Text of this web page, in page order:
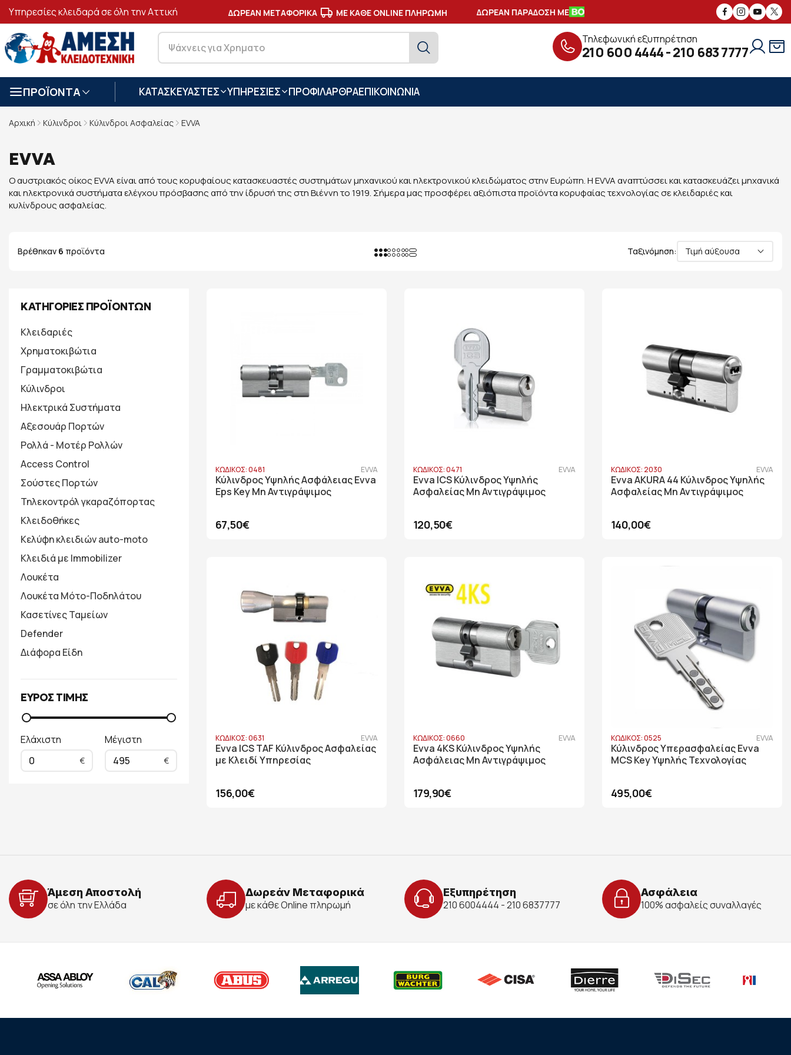
Υπηρεσίες κλειδαρά σε όλη την Αττική
ΑΣΦΑΛΕΙΣ ΣΥΝΑΛΛΑΓΕΣ ΔΩΡΕΑΝ ΜΕΤΑΦΟΡΙΚΑ ΜΕ ΚΑΘΕ ONLINE ΠΛΗΡΩΜΗ ΔΩΡΕΑΝ ΠΑΡΑΔΟΣΗ ΜΕ ΣΥΝΑΛΛΑΓΕΣ
Τηλεφωνική εξυπηρέτηση
210 600 4444-210 683 7777
ΠΡΟΪΟΝΤΑ ΚΑΤΑΣΚΕΥΑΣΤΕΣ ΥΠΗΡΕΣΙΕΣ ΠΡΟΦΙΛΑΡΘΡΑΕΠΙΚΟΙΝΩΝΙΑ
Αρχική Κύλινδροι Κύλινδροι Ασφαλείας EVVA
EVVA
Ο αυστριακός οίκος EVVA είναι από τους κορυφαίους κατασκευαστές συστημάτων μηχανικού και ηλεκτρονικού κλειδώματος στην Ευρώπη. Η EVVA αναπτύσσει και κατασκευάζει μηχανικά
και ηλεκτρονικά συστήματα ελέγχου πρόσβασης από την ίδρυσή της στη Βιέννη το 1919. Σήμερα μας προσφέρει αξιόπιστα προϊόντα κορυφαίας τεχνολογίας σε κλειδαριές και
κυλίνδρους ασφαλείας.
Βρέθηκαν 6 προϊόντα Ταξινόμηση: Τιμή αύξουσα
ΚΑΤΗΓΟΡΙΕΣ ΠΡΟΪΟΝΤΩΝ
Κλειδαριές
Χρηματοκιβώτια
Γραμματοκιβώτια
Κύλινδροι
Ηλεκτρικά Συστήματα
Αξεσουάρ Πορτών
Ρολλά - Μοτέρ Ρολλών
Access Control
Σούστες Πορτών
Τηλεκοντρόλ γκαραζόπορτας
Κλειδοθήκες
Κελύφη κλειδιών auto-moto
Κλειδιά με Immobilizer
Λουκέτα
Λουκέτα Μότο-Ποδηλάτου
Κασετίνες Ταμείων
Defender
Διάφορα Είδη
ΕΥΡΟΣ ΤΙΜΗΣ
Ελάχιστη
0
Μέγιστη
495
ΚΩΔΙΚΟΣ: 0481 EVVA
Κύλινδρος Υψηλής Ασφάλειας Evva
Eps Key Μη Αντιγράψιμος
67,50€
ΚΩΔΙΚΟΣ: 0471 EVVA
Evva ICS Κύλινδρος Υψηλής
Ασφαλείας Μη Αντιγράψιμος
120,50€
ΚΩΔΙΚΟΣ: 2030 EVVA
Evva AKURA 44 Κύλινδρος Υψηλής
Ασφαλείας Μη Αντιγράψιμος
140,00€
ΚΩΔΙΚΟΣ: 0631 EVVA
Evva ICS TAF Κύλινδρος Ασφαλείας
με Κλειδί Υπηρεσίας
156,00€
ΚΩΔΙΚΟΣ: 0660 EVVA
Evva 4KS Κύλινδρος Υψηλής
Ασφάλειας Μη Αντιγράψιμος
179,90€
ΚΩΔΙΚΟΣ: 0525 EVVA
Κύλινδρος Υπερασφαλείας Evva
MCS Key Υψηλής Τεχνολογίας
495,00€
Άμεση Αποστολή
σε όλη την Ελλάδα
Δωρεάν Μεταφορικά
με κάθε Online πληρωμή
Εξυπηρέτηση
210 6004444 - 210 6837777
Ασφάλεια
100% ασφαλείς συναλλαγές